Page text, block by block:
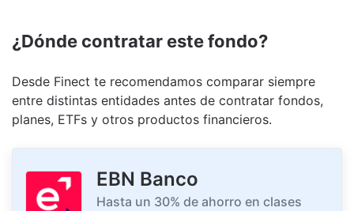
¿Dónde contratar este fondo?
Desde Finect te recomendamos comparar siempre
entre distintas entidades antes de contratar fondos,
planes, ETFs y otros productos financieros.
EBN Banco
Hasta un 30% de ahorro en clases